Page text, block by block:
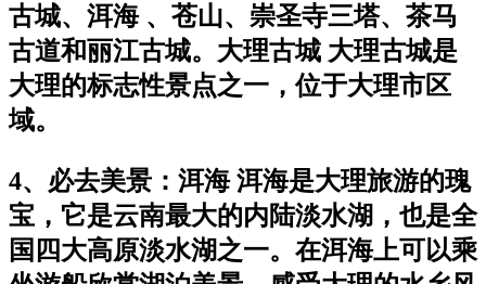
古城、洱海 、苍山、崇圣寺三塔、茶马
古道和丽江古城。大理古城 大理古城是
大理的标志性景点之一，位于大理市区
域。
4、必去美景：洱海 洱海是大理旅游的瑰
宝，它是云南最大的内陆淡水湖，也是全
国四大高原淡水湖之一。在洱海上可以乘